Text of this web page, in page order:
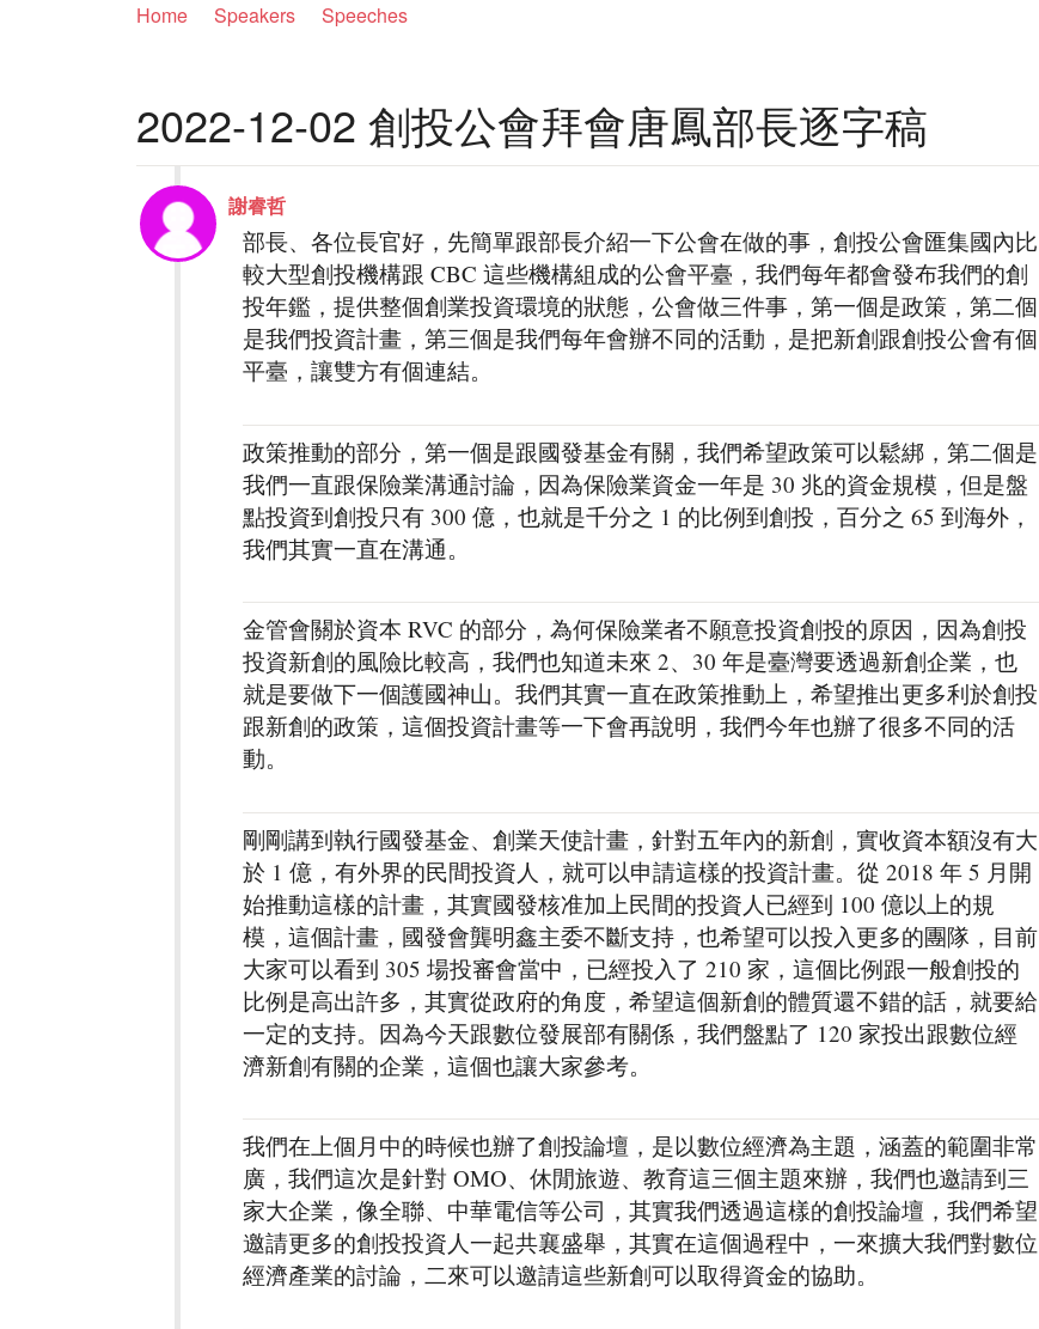
Home Speakers Speeches
2022-12-02 創投公會拜會唐鳳部長逐字稿
謝睿哲
部長、各位長官好，先簡單跟部長介紹一下公會在做的事，創投公會匯集國內比
較大型創投機構跟 CBC 這些機構組成的公會平臺，我們每年都會發布我們的創
投年鑑，提供整個創業投資環境的狀態，公會做三件事，第一個是政策，第二個
是我們投資計畫，第三個是我們每年會辦不同的活動，是把新創跟創投公會有個
平臺，讓雙方有個連結。
政策推動的部分，第一個是跟國發基金有關，我們希望政策可以鬆綁，第二個是
我們一直跟保險業溝通討論，因為保險業資金一年是 30 兆的資金規模，但是盤
點投資到創投只有 300 億，也就是千分之 1 的比例到創投，百分之 65 到海外，
我們其實一直在溝通。
金管會關於資本 RVC 的部分，為何保險業者不願意投資創投的原因，因為創投
投資新創的風險比較高，我們也知道未來 2、30 年是臺灣要透過新創企業，也
就是要做下一個護國神山。我們其實一直在政策推動上，希望推出更多利於創投
跟新創的政策，這個投資計畫等一下會再說明，我們今年也辦了很多不同的活
動。
剛剛講到執行國發基金、創業天使計畫，針對五年內的新創，實收資本額沒有大
於 1 億，有外界的民間投資人，就可以申請這樣的投資計畫。從 2018 年 5 月開
始推動這樣的計畫，其實國發核准加上民間的投資人已經到 100 億以上的規
模，這個計畫，國發會龔明鑫主委不斷支持，也希望可以投入更多的團隊，目前
大家可以看到 305 場投審會當中，已經投入了 210 家，這個比例跟一般創投的
比例是高出許多，其實從政府的角度，希望這個新創的體質還不錯的話，就要給
一定的支持。因為今天跟數位發展部有關係，我們盤點了 120 家投出跟數位經
濟新創有關的企業，這個也讓大家參考。
我們在上個月中的時候也辦了創投論壇，是以數位經濟為主題，涵蓋的範圍非常
廣，我們這次是針對 OMO、休閒旅遊、教育這三個主題來辦，我們也邀請到三
家大企業，像全聯、中華電信等公司，其實我們透過這樣的創投論壇，我們希望
邀請更多的創投投資人一起共襄盛舉，其實在這個過程中，一來擴大我們對數位
經濟產業的討論，二來可以邀請這些新創可以取得資金的協助。